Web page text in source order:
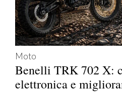
Moto
Benelli TRK 702 X:
elettronica e